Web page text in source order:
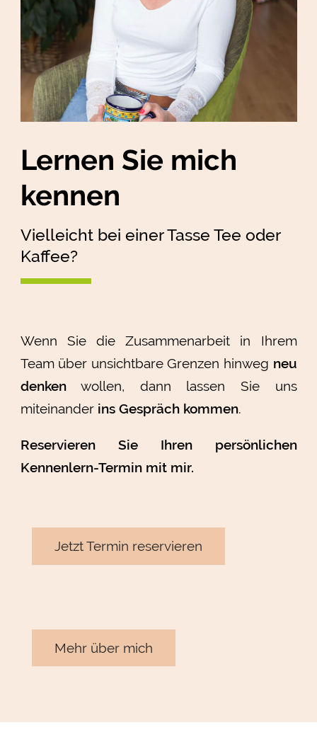
Lernen Sie mich
kennen
Vielleicht bei einer Tasse Tee oder
Kaffee?
Wenn Sie die Zusammenarbeit in Ihrem
Team über unsichtbare Grenzen hinweg neu
denkenwollen, dann lassen Sie uns
miteinander ins Gespräch kommen.
Reservieren Sie Ihren persönlichen
Kennenlern-Termin mit mir.
Jetzt Termin reservieren
Mehr über mich